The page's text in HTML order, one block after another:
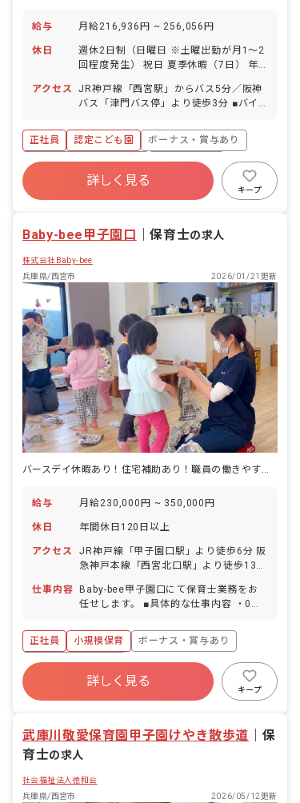
給与 月給216,936円 ~ 256,056円
休日
週休2日制（日曜日 ※土曜出勤が月1～2
回程度発生） 祝日 夏季休暇（7日） 年
（取得率90％以上！／半日単位での取得
可） ※初年度は入職6カ月経過後10日付
暇導入 産前産後・育児休暇（法人内取得
率100％・復帰実績あり！） ※年間休日
互いに助け合うフォロー体制があるの
で、お休みもしっかり取れる環境です！
ら働けますよ。
アクセス
JR神戸線「西宮駅」からバス5分／阪神
バス「津門バス停」より徒歩3分 ■バイ
マイカー通勤相談可！
正社員 認定こども園
ボーナス・賞与あり
寮・住宅・家賃補助あり
社会保険完備
福利厚生充実
残業少なめ
詳しく見る
キープ
Baby-bee甲子園口 ｜保育士の求人
株式会社Baby-bee
兵庫県/西宮市
2026/01/21更新
バースデイ休暇あり！住宅補助あり！職員の働きやすさを大切にしています
給与 月給230,000円 ~ 350,000円
休日 年間休日120日以上
アクセス
JR神戸線「甲子園口駅」より徒歩6分 阪
急神戸本線「西宮北口駅」より徒歩13分
自用意・駐車場代は自己負担、無料駐輪
場あり）
仕事内容 Baby-bee甲子園口にて保育士業務をお
任せします。 ■具体的な仕事内容 ・0～2
正社員
小規模保育
ボーナス・賞与あり
年間休日120日以上
寮・住宅・家賃補助あり
社会保険完備
昇給昇進あり
詳しく見る
キープ
武庫川敬愛保育園甲子園けやき散歩道
保
育士の求人
社会福祉法人徳和会
兵庫県/西宮市
2026/05/12更新